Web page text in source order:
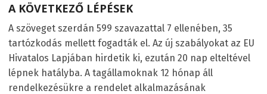
A KÖVETKEZŐ LÉPÉSEK
A szöveget szerdán 599 szavazattal 7 ellenében, 35
tartózkodás mellett fogadták el. Az új szabályokat az EU
Hivatalos Lapjában hirdetik ki, ezután 20 nap elteltével
lépnek hatályba. A tagállamoknak 12 hónap áll
rendelkezésükre a rendelet alkalmazásának